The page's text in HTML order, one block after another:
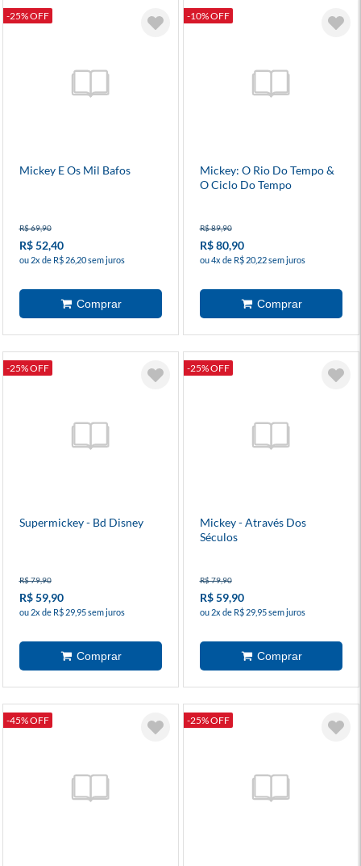
-25% OFF
Mickey E Os Mil Bafos
R$ 69,90
R$ 52,40
ou 2x de R$ 26,20 sem juros
-10% OFF
Mickey: O Rio Do Tempo &
O Ciclo Do Tempo
R$ 89,90
R$ 80,90
ou 4x de R$ 20,22 sem juros
-25% OFF
Supermickey - Bd Disney
R$ 79,90
R$ 59,90
ou 2x de R$ 29,95 sem juros
-25% OFF
Mickey - Através Dos
Séculos
R$ 79,90
R$ 59,90
ou 2x de R$ 29,95 sem juros
-45% OFF -25% OFF